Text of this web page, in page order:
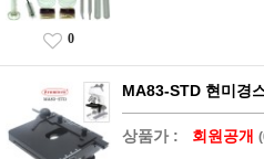
0
MA83-STD 현미경
상품가 : 회원공개